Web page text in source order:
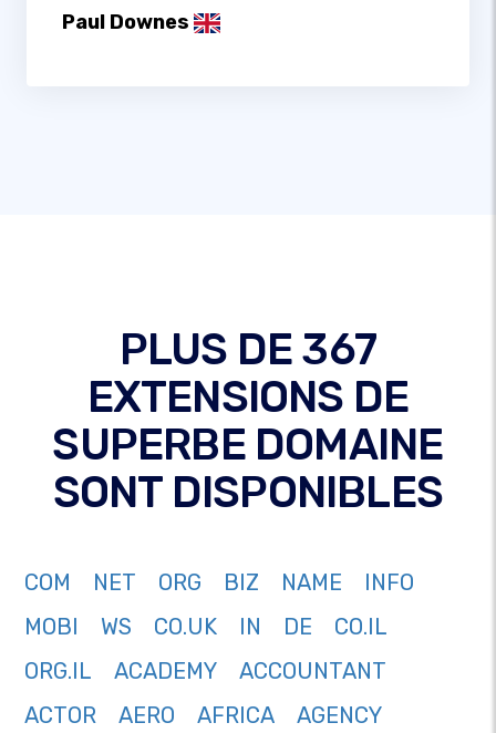
Paul Downes
PLUS DE 367
EXTENSIONS DE
SUPERBE DOMAINE
SONT DISPONIBLES
COM NET ORG BIZ NAME
INFO
MOBI
WS CO.UK IN DE
CO.IL
ORG.IL
ACADEMY
ACCOUNTANT
ACTOR
AERO AFRICA
AGENCY